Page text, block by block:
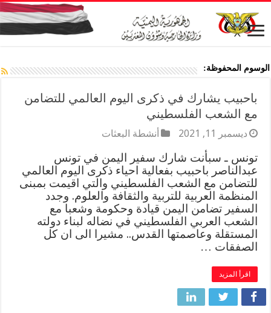
الوسوم المحفوظة:
باحبيب يشارك في ذكرى اليوم العالمي للتضامن
مع الشعب الفلسطيني
ديسمبر 11, 2021 أنشطة البعثات
تونس ـ سبأنت شارك سفير اليمن في تونس
عبدالناصر باحبيب بفعالية احياء ذكرى اليوم العالمي
للتضامن مع الشعب الفلسطيني والتي اقيمت بمبنى
المنظمة العربية للتربية والثقافة والعلوم. وجدد
السفير تضامن اليمن قيادة وحكومة وشعبا مع
الشعب العربي الفلسطيني في نضاله لبناء دولته
المستقلة وعاصمتها القدس.. مشيرا الى ان كل
الصفقات …
اقرأ المزيد